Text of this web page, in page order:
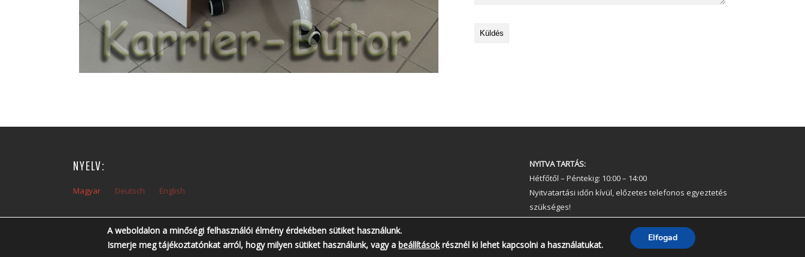
NYELV:
Magyar Deutsch English
NYITVA TARTÁS:
Hétfőtől – Péntekig: 10:00 – 14:00
Nyitvatartási időn kívül, előzetes telefonos egyeztetés
szükséges!
Telefonszám: +36 30 237 6761 ; +36 30 213 3461
A weboldalon a minőségi felhasználói élmény érdekében sütiket használunk.
Ismerje meg tájékoztatónkat arról, hogy milyen sütiket használunk, vagy abeállításokrésznél ki lehet kapcsolni a használatukat.
Elfogad